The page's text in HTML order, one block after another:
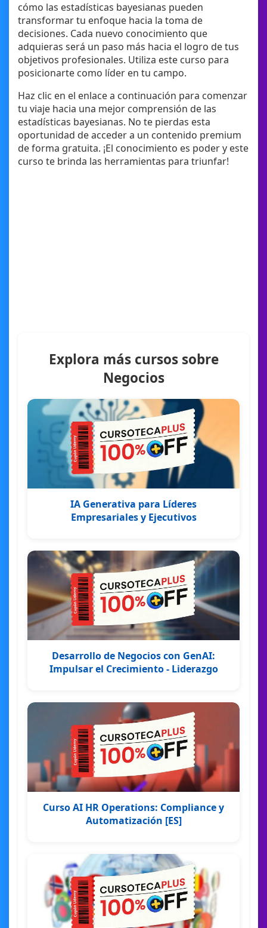
cómo las estadísticas bayesianas pueden
transformar tu enfoque hacia la toma de
decisiones. Cada nuevo conocimiento que
adquieras será un paso más hacia el logro de tus
objetivos profesionales. Utiliza este curso para
posicionarte como líder en tu campo.
Haz clic en el enlace a continuación para comenzar
tu viaje hacia una mejor comprensión de las
estadísticas bayesianas. No te pierdas esta
oportunidad de acceder a un contenido premium
de forma gratuita. ¡El conocimiento es poder y este
curso te brinda las herramientas para triunfar!
Explora más cursos sobre
Negocios
IA Generativa para Líderes
Empresariales y Ejecutivos
Desarrollo de Negocios con GenAI:
Impulsar el Crecimiento - Liderazgo
Curso AI HR Operations: Compliance y
Automatización [ES]